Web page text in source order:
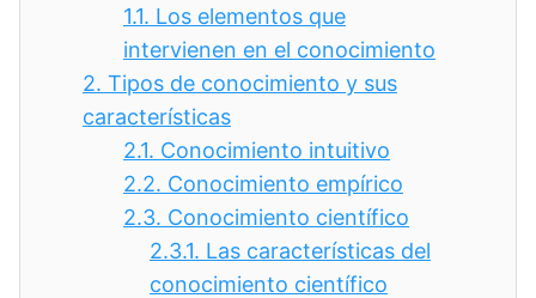
1.1. Los elementos que
intervienen en el conocimiento
2. Tipos de conocimiento y sus
características
2.1. Conocimiento intuitivo
2.2. Conocimiento empírico
2.3. Conocimiento científico
2.3.1. Las características del
conocimiento científico